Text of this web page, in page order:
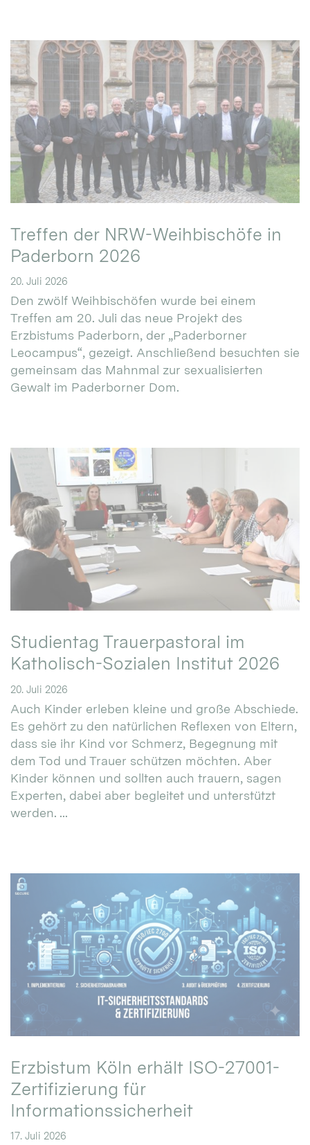
Treffen der NRW-Weihbischöfe in
Paderborn 2026
20. Juli 2026
Den zwölf Weihbischöfen wurde bei einem
Treffen am 20. Juli das neue Projekt des
Erzbistums Paderborn, der „Paderborner
Leocampus“, gezeigt. Anschließend besuchten sie
gemeinsam das Mahnmal zur sexualisierten
Gewalt im Paderborner Dom.
Studientag Trauerpastoral im
Katholisch-Sozialen Institut 2026
20. Juli 2026
Auch Kinder erleben kleine und große Abschiede.
Es gehört zu den natürlichen Reflexen von Eltern,
dass sie ihr Kind vor Schmerz, Begegnung mit
dem Tod und Trauer schützen möchten. Aber
Kinder können und sollten auch trauern, sagen
Experten, dabei aber begleitet und unterstützt
werden. ...
Erzbistum Köln erhält ISO-27001-
Zertifizierung für
Informationssicherheit
17. Juli 2026